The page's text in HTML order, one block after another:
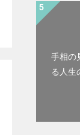
手相の
る人生